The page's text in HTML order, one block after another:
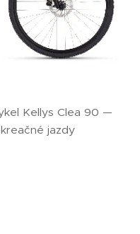
Kellys Clea 90 —
jazdy